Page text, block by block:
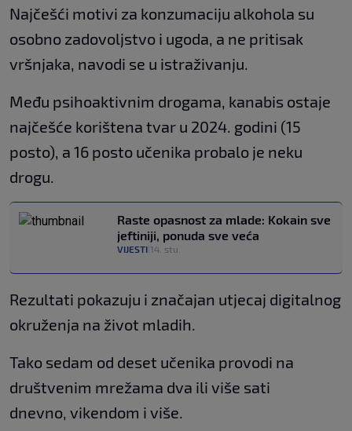
Najčešći motivi za konzumaciju alkohola su
osobno zadovoljstvo i ugoda, a ne pritisak
vršnjaka, navodi se u istraživanju.
Među psihoaktivnim drogama, kanabis ostaje
najčešće korištena tvar u 2024. godini (15
posto), a 16 posto učenika probalo je neku
drogu.
Raste opasnost za mlade: Kokain sve
jeftiniji, ponuda sve veća
VIJESTI 14. stu.
Rezultati pokazuju i značajan utjecaj digitalnog
okruženja na život mladih.
Tako sedam od deset učenika provodi na
društvenim mrežama dva ili više sati
dnevno, vikendom i više.